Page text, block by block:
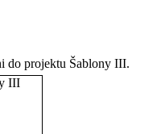
do projektu Šablony III.